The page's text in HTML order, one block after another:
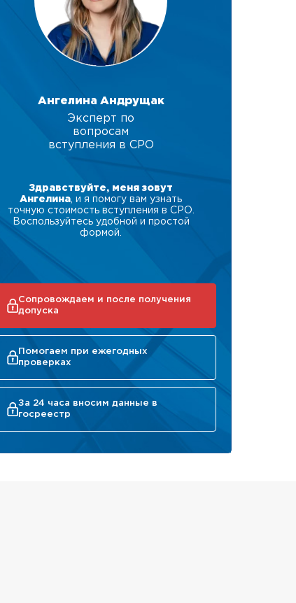
Ангелина Андрущак
Эксперт по
вопросам
вступления в СРО
Здравствуйте, меня зовут
Ангелина , и я помогу вам узнать
точную стоимость вступления в СРО.
Воспользуйтесь удобной и простой
формой.
Сопровождаем и после получения
допуска
Помогаем при ежегодных
проверках
За 24 часа вносим данные в
госреестр